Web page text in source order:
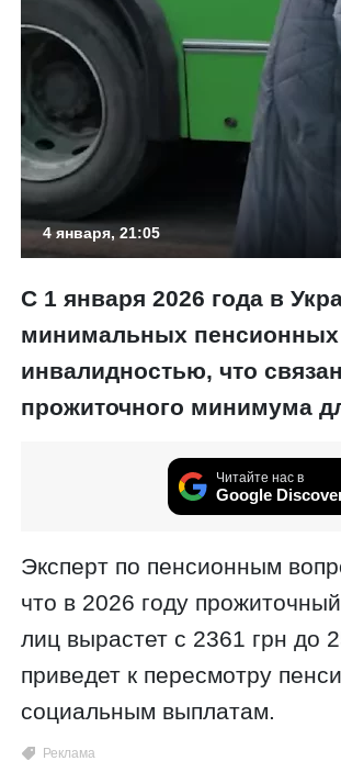
4 января, 21:05
С 1 января 2026 года в
минимальных
инвалидностью, что
прожиточного минимума
Читайте нас в
Google
Эксперт по пенсионным
что в 2026 году
лиц вырастет с 2361 грн до
приведет к пересмотру
социальным выплатам.